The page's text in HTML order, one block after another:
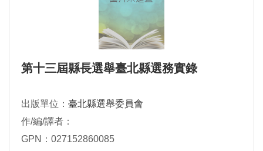
第十三屆縣長選舉臺北縣選務實錄
出版單位： 臺北縣選舉委員會
作/編/譯者：
GPN：027152860085